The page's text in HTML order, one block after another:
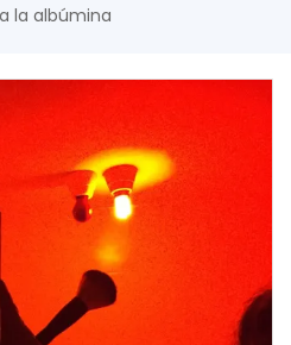
la albúmina